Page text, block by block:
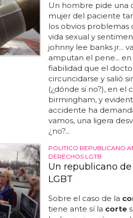
Un hombre pide una
mujer del paciente
los obvios problemas
vida sexual y
johnny lee banks jr...
amputan el pene...
fiabilidad que el
circuncidarse y salió
(¿dónde si no?), en
birmingham, y
accidente ha
vamos, una ligera
¿no?...
POLITICO REPUBLICANO
DERECHOS LGTB
Un republicano
LGBT
Sobre el caso de la
tiene ante sí la corte